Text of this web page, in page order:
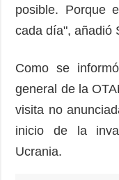
posible. Porque
cada día", añadió
Como se
general de la
visita no
inicio de la
Ucrania.